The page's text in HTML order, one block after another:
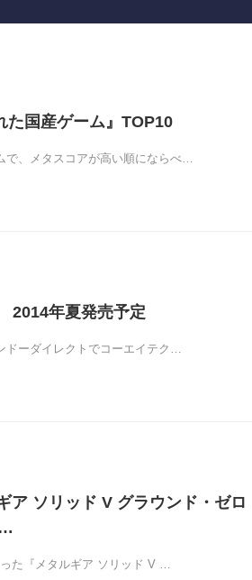
た国産ゲーム』TOP10
で、メタスコアが高い順にならべ…
2014年夏発売予定
ドーダイレクトでコーエイテク…
ア ソリッド V グラウンド・ゼロ
た『メタルギア ソリッド V …